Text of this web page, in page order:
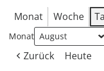
Monat Woche
Monat
Zurück Heute